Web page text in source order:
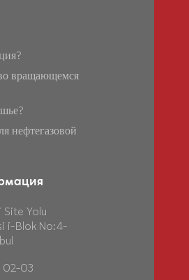
вращающемся
нефтегазовой
Site Yolu
i-Blok No:4-
02-03